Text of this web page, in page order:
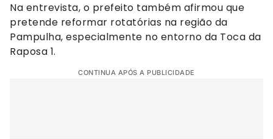
Na entrevista, o prefeito também afirmou que
pretende reformar rotatórias na região da
Pampulha, especialmente no entorno da Toca da
Raposa 1.
CONTINUA APÓS A PUBLICIDADE